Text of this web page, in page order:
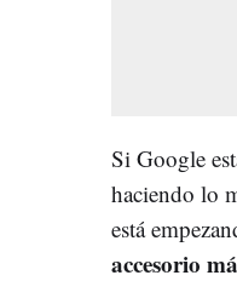
Si Google
haciendo lo
está
accesorio